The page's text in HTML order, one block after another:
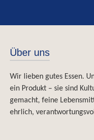
Über uns
Wir lieben gutes Essen.
ein Produkt – sie sind
gemacht, feine
ehrlich,